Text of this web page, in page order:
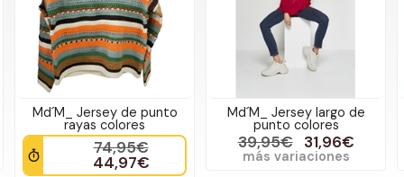
Md´M_ Jersey de punto
rayas colores
74,95€
44,97€
Md´M_ Jersey largo de
punto colores
39,95€ 31,96€
más variaciones